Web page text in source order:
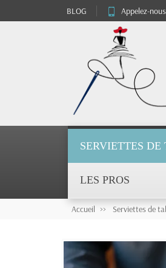
BLOG Appelez-
SERVIETTES DE
LES PROS
Accueil Serviettes de